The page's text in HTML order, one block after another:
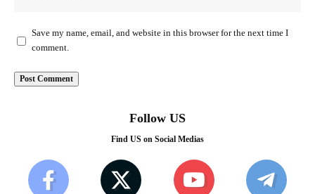
Save my name, email, and website in this browser for the next time I
comment.
Follow US
Find US on Social Medias